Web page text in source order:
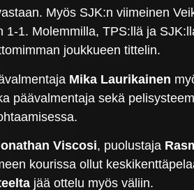
Myös SJK:n viimeinen
1. Molemmilla, TPS:llä ja
joukkueen tittelin.
Mika Laurikainen
päävalmentaja sekä
Viscosi, puolustaja
kourissa ollut
jää ottelu myös väliin.